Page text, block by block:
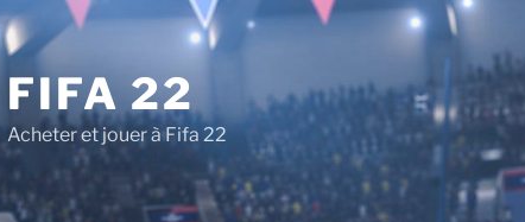
FIFA 22
Acheter et jouer à Fifa 22